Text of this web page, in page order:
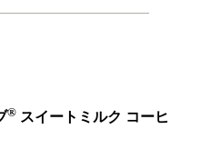
® スイートミルク コーヒ